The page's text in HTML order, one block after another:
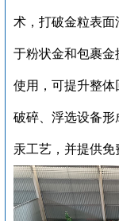
术，打破金粒表面
于粉状金和包裹金
使用，可提升整
破碎、浮选设备
汞工艺，并提供免